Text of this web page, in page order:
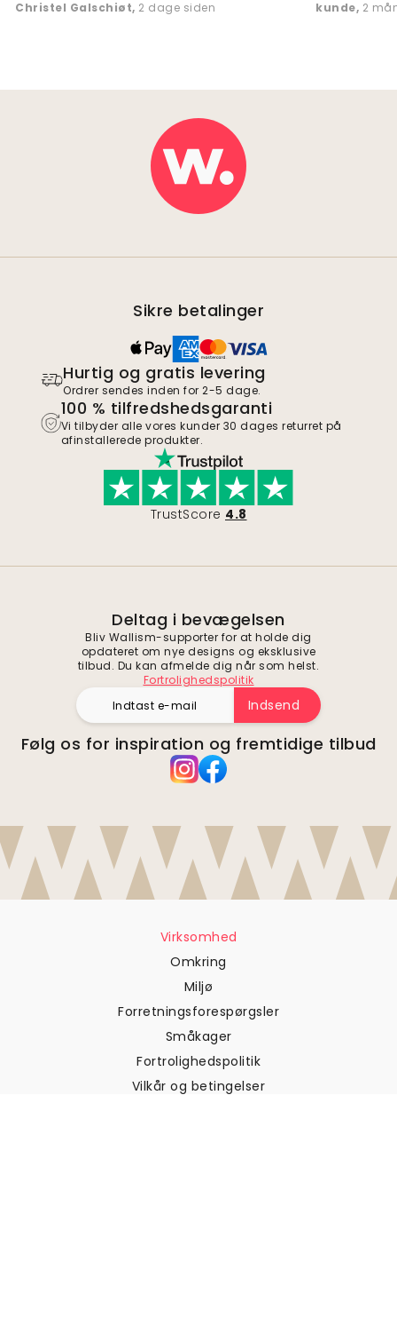
Christel Galschiøt, 2 dage siden kunde, 2
Sikre betalinger
Hurtig og gratis levering
Ordrer sendes inden for 2-5 dage.
100 % tilfredshedsgaranti
Vi tilbyder alle vores kunder 30 dages returret på
afinstallerede produkter.
TrustScore 4.8
Deltag i bevægelsen
Bliv Wallism-supporter for at holde dig
opdateret om nye designs og eksklusive
tilbud. Du kan afmelde dig når som helst.
Fortrolighedspolitik
Indsend
Følg os for inspiration og fremtidige tilbud
Virksomhed
Omkring
Miljø
Forretningsforespørgsler
Småkager
Fortrolighedspolitik
Vilkår og betingelser